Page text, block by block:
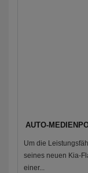
AUTO-
Um die
seines neuen Kia-
einer...